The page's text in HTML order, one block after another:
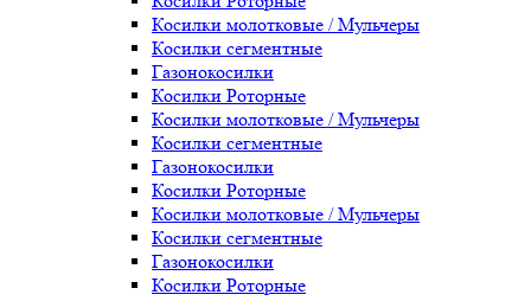
Косилки молотковые / Мульчеры
Косилки сегментные
Газонокосилки
Косилки Роторные
Косилки молотковые / Мульчеры
Косилки сегментные
Газонокосилки
Косилки Роторные
Косилки молотковые / Мульчеры
Косилки сегментные
Газонокосилки
Косилки Роторные